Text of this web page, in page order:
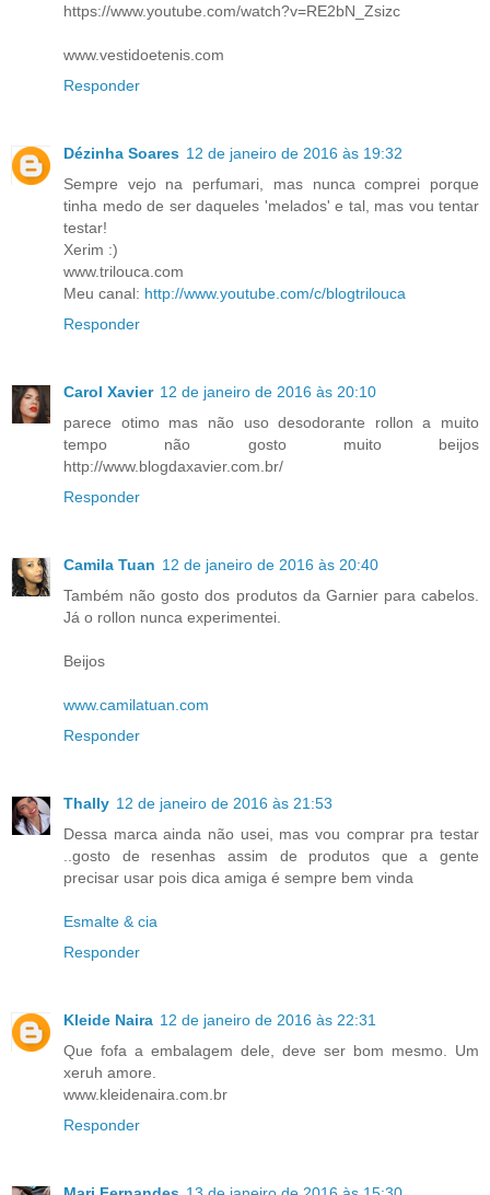
https://www.youtube.com/watch?v=RE2bN_Zsizc
www.vestidoetenis.com
Responder
Dézinha Soares 12 de janeiro de 2016 às 19:32
Sempre vejo na perfumari, mas nunca comprei porque
tinha medo de ser daqueles 'melados' e tal, mas vou tentar
testar!
Xerim :)
www.trilouca.com
Meu canal: http://www.youtube.com/c/blogtrilouca
Responder
Carol Xavier 12 de janeiro de 2016 às 20:10
parece otimo mas não uso desodorante rollon a muito
tempo não gosto muito beijos
http://www.blogdaxavier.com.br/
Responder
Camila Tuan 12 de janeiro de 2016 às 20:40
Também não gosto dos produtos da Garnier para cabelos.
Já o rollon nunca experimentei.
Beijos
www.camilatuan.com
Responder
Thally 12 de janeiro de 2016 às 21:53
Dessa marca ainda não usei, mas vou comprar pra testar
..gosto de resenhas assim de produtos que a gente
precisar usar pois dica amiga é sempre bem vinda
Esmalte & cia
Responder
Kleide Naira 12 de janeiro de 2016 às 22:31
Que fofa a embalagem dele, deve ser bom mesmo. Um
xeruh amore.
www.kleidenaira.com.br
Responder